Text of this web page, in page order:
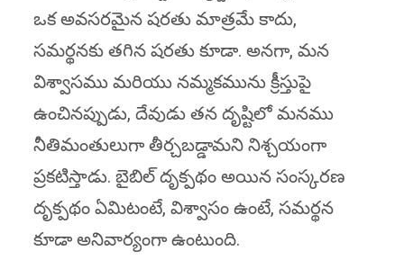
ఒక అవసరమైన షరతు మాత్రమే కాదు,
సమర్థనకు తగిన షరతు కూడా. అనగా, మన
విశ్వాసము మరియు నమ్మకమును క్రీస్తుపై
ఉంచినప్పుడు, దేవుడు తన దృష్టిలో మనము
నీతిమంతులుగా తీర్చబడ్డామని నిశ్చయంగా
ప్రకటిస్తాడు. బైబిల్ దృక్పథం అయిన సంస్కరణ
దృక్పథం ఏమిటంటే, విశ్వాసం ఉంటే, సమర్థన
కూడా అనివార్యంగా ఉంటుంది.